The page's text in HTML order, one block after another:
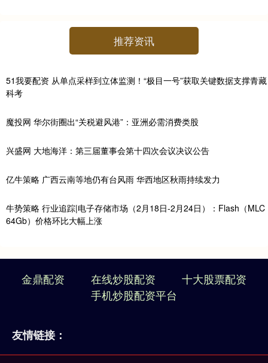
推荐资讯
51我要配资 从单点采样到立体监测！“极目一号”获取关键数据支撑青藏
科考
魔投网 华尔街圈出“关税避风港”：亚洲必需消费类股
兴盛网 大地海洋：第三届董事会第十四次会议决议公告
亿牛策略 广西云南等地仍有台风雨 华西地区秋雨持续发力
牛势策略 行业追踪|电子存储市场（2月18日-2月24日）：Flash（MLC
64Gb）价格环比大幅上涨
金鼎配资 在线炒股配资
十大股票配资
手机炒股配资平台
友情链接：